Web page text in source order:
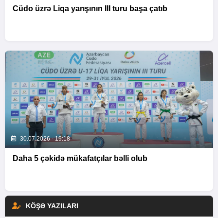
Cüdo üzrə Liqa yarışının III turu başa çatıb
30.07.2026 - 19:18
Daha 5 çəkidə mükafatçılar bəlli olub
KÖŞƏ YAZILARI